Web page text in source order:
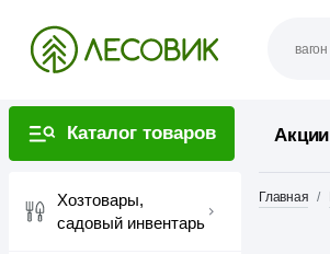
Каталог товаров
Хозтовары,
садовый инвентарь
Акции
Главная